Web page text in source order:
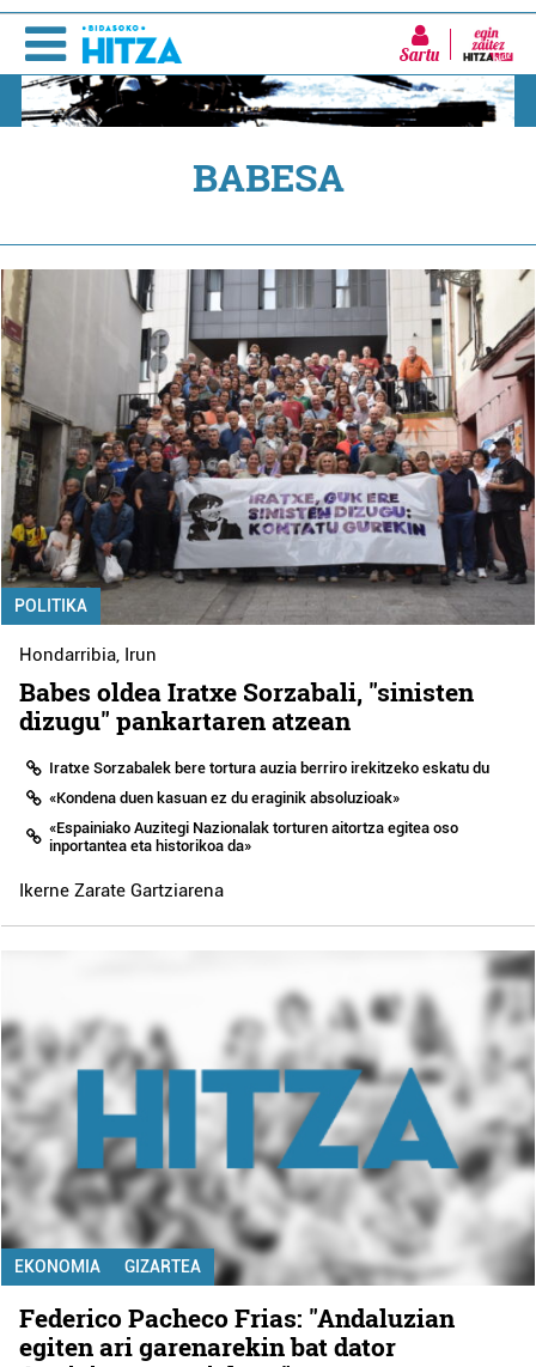
Sartu
BABESA
POLITIKA
Hondarribia, Irun
Babes oldea Iratxe Sorzabali, "sinisten
dizugu" pankartaren atzean
Iratxe Sorzabalek bere tortura auzia berriro irekitzeko eskatu du
«Kondena duen kasuan ez du eraginik absoluzioak»
«Espainiako Auzitegi Nazionalak torturen aitortza egitea oso
inportantea eta historikoa da»
Ikerne Zarate Gartziarena
EKONOMIA GIZARTEA
Federico Pacheco Frias: "Andaluzian
egiten ari garenarekin bat dator